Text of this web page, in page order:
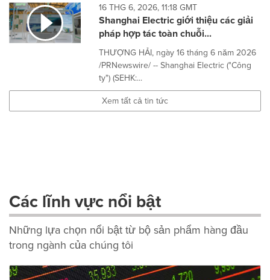
16 THG 6, 2026, 11:18 GMT
Shanghai Electric giới thiệu các giải
pháp hợp tác toàn chuỗi...
THƯỢNG HẢI, ngày 16 tháng 6 năm 2026
/PRNewswire/ -- Shanghai Electric ("Công
ty") (SEHK:...
Xem tất cả tin tức
Các lĩnh vực nổi bật
Những lựa chọn nổi bật từ bộ sản phẩm hàng đầu
trong ngành của chúng tôi